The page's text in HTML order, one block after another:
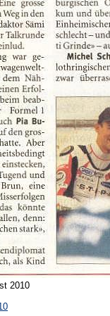
2010